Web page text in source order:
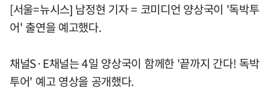
[서울=뉴시스] 남정현 기자 = 코미디언 양상국이 '독박투
어' 출연을 예고했다.
채널S·E채널는 4일 양상국이 함께한 '끝까지 간다! 독박
투어' 예고 영상을 공개했다.